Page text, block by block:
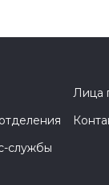
Лица
службы